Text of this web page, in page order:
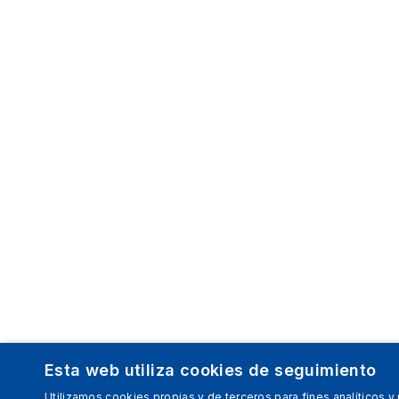
Esta web utiliza cookies de seguimiento